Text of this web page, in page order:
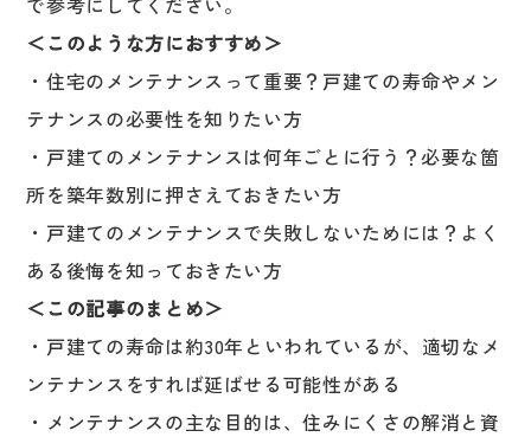
＜このような方におすすめ＞
・住宅のメンテナンスって重要？戸建ての寿命やメン
テナンスの必要性を知りたい方
・戸建てのメンテナンスは何年ごとに行う？必要な箇
所を築年数別に押さえておきたい方
・戸建てのメンテナンスで失敗しないためには？よく
ある後悔を知っておきたい方
＜この記事のまとめ＞
・戸建ての寿命は約30年といわれているが、適切なメ
ンテナンスをすれば延ばせる可能性がある
・メンテナンスの主な目的は、住みにくさの解消と資